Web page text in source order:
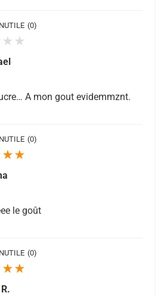
(0)
★ ★
A mon gout evidemmznt.
(0)
★★
le goût
(0)
★★